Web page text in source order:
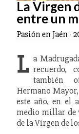
La Virgen
entre un
Pasión en Jaén -
L a
recuerdo,
también
Hermano
este año, en el
medio millar de
de la Virgen de